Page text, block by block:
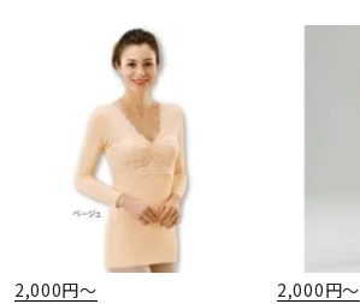
2,000円〜 2,000円〜